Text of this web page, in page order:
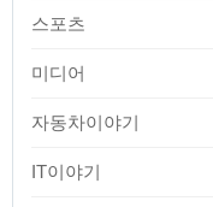
스포츠
미디어
자동차이야기
IT이야기